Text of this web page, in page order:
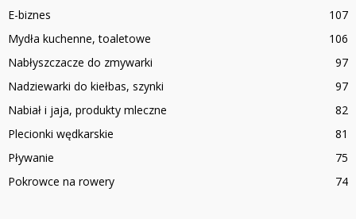
E-biznes
107
Mydła kuchenne, toaletowe
106
Nabłyszczacze do zmywarki
97
Nadziewarki do kiełbas, szynki
97
Nabiał i jaja, produkty mleczne
82
Plecionki wędkarskie
81
Pływanie
75
Pokrowce na rowery
74